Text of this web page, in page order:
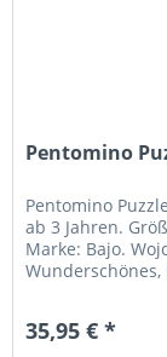
Pentomino
Pentomino
ab 3 Jahren.
Marke: Bajo.
35,95 € *